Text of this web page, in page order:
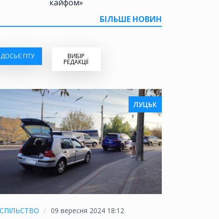
кайфом»
БІЛЬШЕ НОВИН
ДОСЬЄ ГІТУ ВИБІР
РЕДАКЦІЇ
ЛУЦЬК
09 вересня 2024 18:12